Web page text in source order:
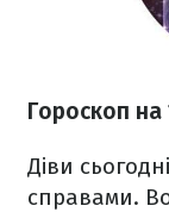
Гороскоп на
Діви
справами.